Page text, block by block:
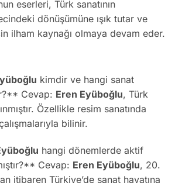
eserleri, Türk sanatının
dönüşümüne ışık tutar ve
ilham kaynağı olmaya devam eder.
kimdir ve hangi sanat
Cevap: Eren Eyüboğlu, Türk
Özellikle resim sanatında
bilinir.
hangi dönemlerde aktif
Cevap: Eren Eyüboğlu, 20.
itibaren Türkiye’de sanat hayatına